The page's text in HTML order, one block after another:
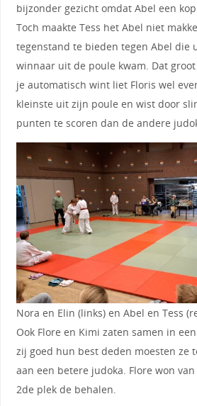
bijzonder gezicht omdat Abel een
Toch maakte Tess het Abel niet
tegenstand te bieden tegen Abel die
winnaar uit de poule kwam. Dat
je automatisch wint liet Floris wel
kleinste uit zijn poule en wist door
punten te scoren dan de andere
Nora en Elin (links) en Abel en Tess
Ook Flore en Kimi zaten samen in
zij goed hun best deden moesten ze
aan een betere judoka. Flore won
2de plek de behalen.